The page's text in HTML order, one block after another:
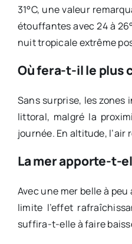
31°C, une valeur
étouffantes avec 24 à
nuit tropicale extrême
Où fera-t-il le plus
Sans surprise, les zones
littoral, malgré la
journée. En altitude, l’air
La mer apporte-t-
Avec une mer belle à
limite l’effet
suffira-t-elle à faire